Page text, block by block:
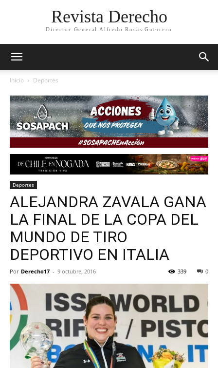
Revista Derecho
Director General Alfredo Rosas Guerrero
Inicio Deportes
Deportes
ALEJANDRA ZAVALA GANA
LA FINAL DE LA COPA DEL
MUNDO DE TIRO
DEPORTIVO EN ITALIA
Por Derecho17 - 9 octubre, 2016 0
339